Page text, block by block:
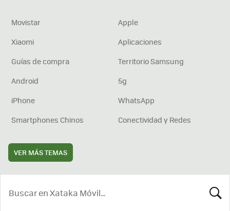
Movistar
Apple
Xiaomi
Aplicaciones
Guías de compra
Territorio Samsung
Android
5g
iPhone
WhatsApp
Smartphones Chinos
Conectividad y Redes
VER MÁS TEMAS